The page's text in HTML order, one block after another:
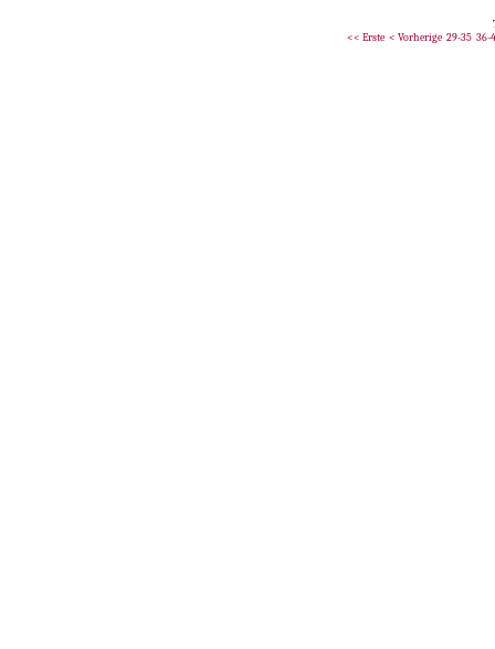
<< Erste < Vorherige 29-35 36-